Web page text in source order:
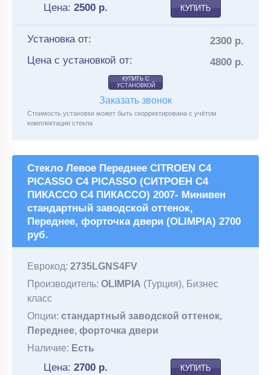
Цена: 2500 р. КУПИТЬ
Установка от:
2300 р.
Цена с установкой от:
4800 р.
КУПИТЬ С
УСТАНОВКОЙ
Заказать звонок
Стоимость установки может быть скорректирована с учётом
комплектации стекла
Стекло Левое Переднее CITROEN C4
PICASSO C4 PICASSO (СИТРОЕН С4
ПИКАССО С4 ПИКАССО) 2007- Минивен
стандартный заводской оттенок,
Переднее, форточка двери (OLIMPIA) 2700
руб.
Еврокод: 2735LGNS4FV
Производитель: OLIMPIA (Турция), Бизнес
класс
Опции: стандартный заводской оттенок,
Переднее, форточка двери
Наличие: Есть
Цена: 2700 р. КУПИТЬ